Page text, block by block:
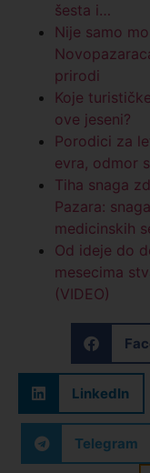
šesta i…
Nije samo
prirodi
Koje
ove jeseni?
Porodici za
evra, odmor
Tiha snaga
Pazara:
medicinskih
Od ideje do
mesecima
(VIDEO)
LinkedIn
Telegram